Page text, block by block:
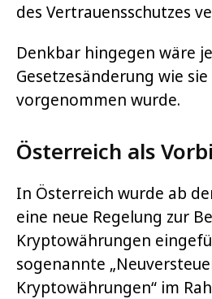
des Vertrauensschutzes
Denkbar hingegen wäre
Gesetzesänderung wie
vorgenommen wurde.
Österreich als
In Österreich wurde ab
eine neue Regelung zur
Kryptowährungen
sogenannte
Kryptowährungen“ im